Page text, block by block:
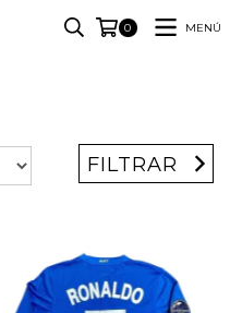
0 MENÚ
FILTRAR